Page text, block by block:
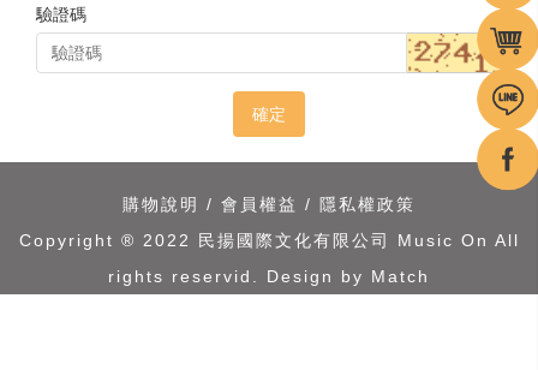
驗證碼
確定
購物說明 / 會員權益 /
隱私權政策
Copyright ® 2022 民揚國際文化有限公司 Music On All
rights reservid. Design by Match